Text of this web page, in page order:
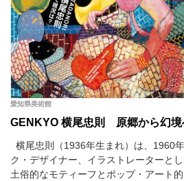
愛知県美術館
GENKYO 横尾忠則 原郷から幻境
横尾忠則（1936年生まれ）は、1960
ク・デザイナー、イラストレーターと
土俗的なモティーフとポップ・アート